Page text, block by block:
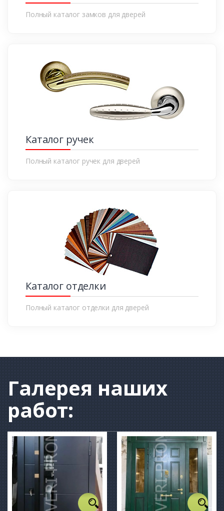
Полный каталог замков для дверей
Каталог ручек
Полный каталог ручек для дверей
Каталог отделки
Полный каталог отделки для дверей
Галерея наших
работ: